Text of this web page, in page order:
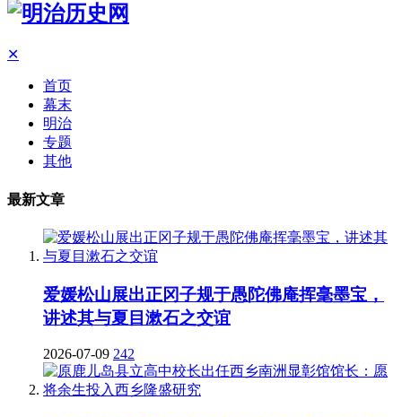
✕
首页
幕末
明治
专题
其他
最新文章
爱媛松山展出正冈子规于愚陀佛庵挥毫墨宝，
讲述其与夏目漱石之交谊
2026-07-09 242